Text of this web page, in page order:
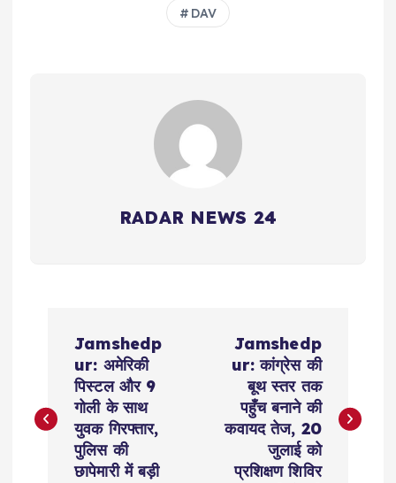
DAV
RADAR NEWS 24
s
Jamshedp
ur: अमेरिकी
पिस्टल और 9
गोली के साथ
युवक गिरफ्तार,
पुलिस की
छापेमारी में बड़ी
Jamshedp
ur: कांग्रेस की
बूथ स्तर तक
पहुँच बनाने की
कवायद तेज, 20
जुलाई को
प्रशिक्षण शिविर